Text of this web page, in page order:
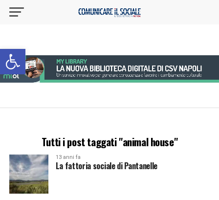
Apri la barra degli strumenti
Tutti i post taggati "animal house"
13 anni fa
La fattoria sociale di Pantanelle